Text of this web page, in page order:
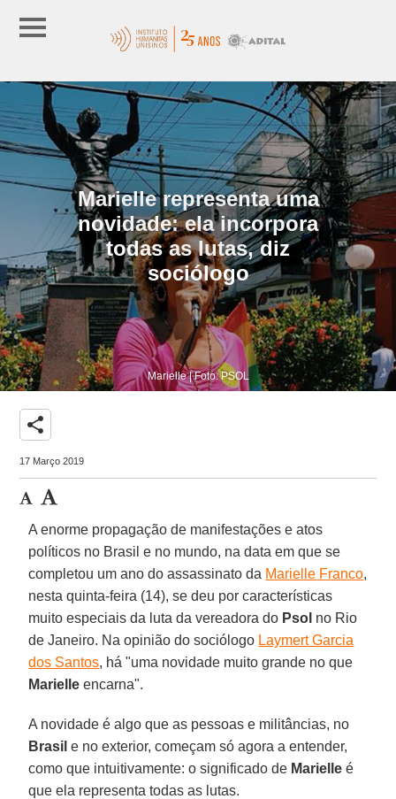
Marielle representa uma
novidade: ela incorpora
todas as lutas, diz
sociólogo
Marielle | Foto: PSOL
share
17 Março 2019
A enorme propagação de manifestações e atos
políticos no Brasil e no mundo, na data em que se
completou um ano do assassinato da Marielle Franco,
nesta quinta-feira (14), se deu por características
muito especiais da luta da vereadora do Psol no Rio
de Janeiro. Na opinião do sociólogo Laymert Garcia
dos Santos, há "uma novidade muito grande no que
Marielle encarna".
A novidade é algo que as pessoas e militâncias, no
Brasil e no exterior, começam só agora a entender,
como que intuitivamente: o significado de Marielle é
que ela representa todas as lutas.